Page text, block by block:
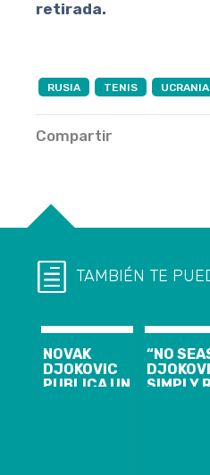
retirada.
RUSIA TENIS UCRANIA
Compartir
TAMBIÉN TE
NOVAK
DJOKOVIC
PUBLICA UN
“NO
SIMPLY